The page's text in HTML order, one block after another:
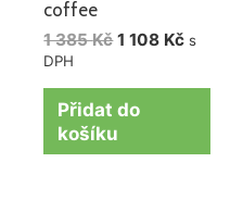
coffee
1 385Kč 1 108 Kč s
DPH
Přidat do
košíku